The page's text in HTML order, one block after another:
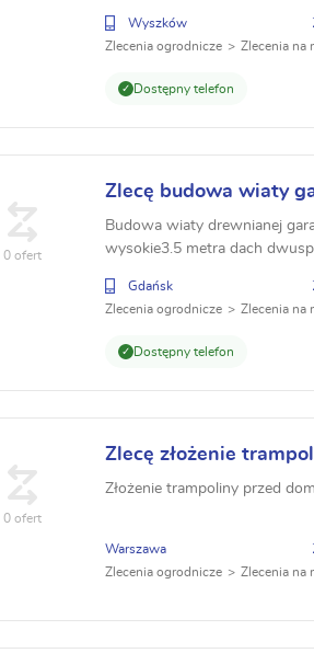
Wyszków
Zlecenia ogrodnicze
Zlecenia na
Dostępny telefon
Zlecę budowa wiaty
Budowa wiaty drewnianej
wysokie3.5 metra dach
Gdańsk
Zlecenia ogrodnicze
Zlecenia na
Dostępny telefon
0 ofert
Zlecę złożenie
Złożenie trampoliny przed
Warszawa
Zlecenia ogrodnicze
Zlecenia na
0 ofert